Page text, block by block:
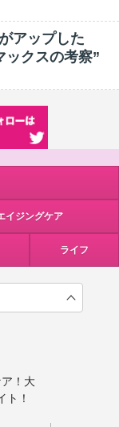
アップした
ックスの考察”
イジングケア
ライフ
！大
ト！